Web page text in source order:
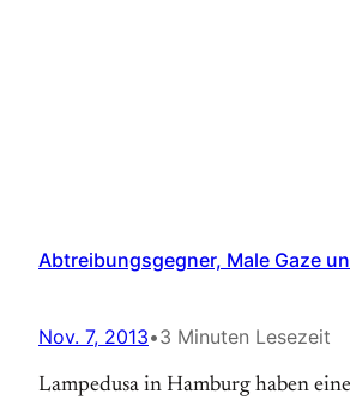
Abtreibungsgegner, Male Gaze
Nov. 7, 2013•3 Minuten Lesezeit
Lampedusa in Hamburg haben